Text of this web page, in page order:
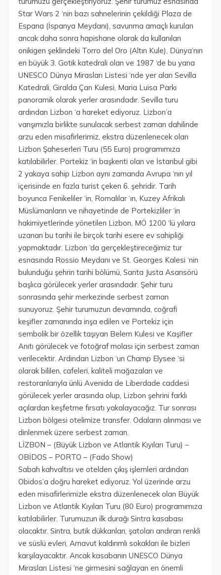
Star Wars 2 ‘nin bazı sahnelerinin çekildiği Plaza de
Espana (İspanya Meydanı), savunma amaçlı kurulan
ancak daha sonra hapishane olarak da kullanılan
onikigen şeklindeki Torro del Oro (Altın Kule), Dünya’nın
en büyük 3. Gotik katedrali olan ve 1987 ‘de bu yana
UNESCO Dünya Mirasları Listesi ‘nde yer alan Sevilla
Katedrali, Giralda Çan Kulesi, Maria Luisa Parkı
panoramik olarak yerler arasındadır. Sevilla turu
ardından Lizbon ‘a hareket ediyoruz. Lizbon’a
varışımızla birlikte sunulacak serbest zaman dahilinde
arzu eden misafirlerimiz, ekstra düzenlenecek olan
Lizbon Şaheserleri Turu (55 Euro) programımıza
katılabilirler. Portekiz ‘in başkenti olan ve İstanbul gibi
2 yakaya sahip Lizbon aynı zamanda Avrupa ‘nın yıl
içerisinde en fazla turist çeken 6. şehridir. Tarih
boyunca Fenikeliler ‘in, Romalılar ‘ın, Kuzey Afrikalı
Müslümanların ve nihayetinde de Portekizliler ‘in
hakimiyetlerinde yönetilen Lizbon, MÖ 1200 ‘lü yılara
uzanan bu tarihi ile birçok tarihi esere ev sahipliği
yapmaktadır. Lizbon ‘da gerçekleştireceğimiz tur
esnasında Rossio Meydanı ve St. Georges Kalesi ‘nin
bulunduğu şehrin tarihi bölümü, Santa Justa Asansörü
başlıca görülecek yerler arasındadır. Şehir turu
sonrasında şehir merkezinde serbest zaman
sunuyoruz. Şehir turumuzun devamında, coğrafi
keşifler zamanında inşa edilen ve Portekiz için
sembolik bir özellik taşıyan Belem Kulesi ve Kaşifler
Anıtı görülecek ve fotoğraf molası için serbest zaman
verilecektir. Ardından Lizbon ‘un Champ Elysee ‘si
olarak bililen, cafeleri, kaliteli mağazaları ve
restoranlarıyla ünlü Avenida de Liberdade caddesi
görülecek yerler arasında olup, Lizbon şehrini farklı
açılardan keşfetme fırsatı yakalayacağız. Tur sonrası
Lizbon bölgesi otelimize transfer. Odaların alınması ve
dinlenmek üzere serbest zaman.
LİZBON – (Büyük Lizbon ve Atlantik Kıyıları Turu) –
OBİDOS – PORTO – (Fado Show)
Sabah kahvaltısı ve otelden çıkış işlemleri ardından
Obidos’a doğru hareket ediyoruz. Yol üzerinde arzu
eden misafirlerimizle ekstra düzenlenecek olan Büyük
Lizbon ve Atlantik Kıyıları Turu (80 Euro) programımıza
katılabilirler. Turumuzun ilk durağı Sintra kasabası
olacaktır. Sintra, butik dükkanları, şatoları andıran renkli
ve süslü evleri, Arnavut kaldırımlı sokakları ile bizleri
karşılayacaktır. Ancak kasabanın UNESCO Dünya
Mirasları Listesi ‘ne girmesini sağlayan en önemli